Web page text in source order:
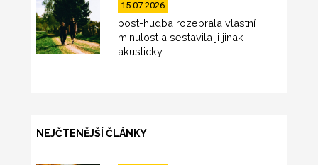
15.07.2026
post-hudba rozebrala vlastní
minulost a sestavila ji jinak –
akusticky
NEJČTENĚJŠÍ ČLÁNKY